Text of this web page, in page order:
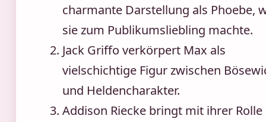
charmante Darstellung als Phoebe,
sie zum Publikumsliebling machte.
Jack Griffo verkörpert Max als
vielschichtige Figur zwischen
und Heldencharakter.
Addison Riecke bringt mit ihrer Rolle